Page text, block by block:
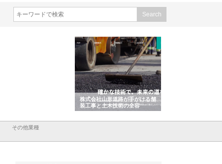
株式会社山形道路が手がける舗
装工事と土木技術の全容
その他業種